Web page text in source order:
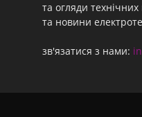
та огляди
та новини
зв'язатися з нами: